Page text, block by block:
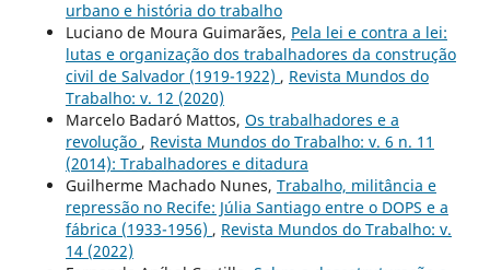
urbano e história do trabalho
Luciano de Moura Guimarães, Pela lei e contra a lei:
lutas e organização dos trabalhadores da construção
civil de Salvador (1919-1922) , Revista Mundos do
Trabalho: v. 12 (2020)
Marcelo Badaró Mattos, Os trabalhadores e a
revolução , Revista Mundos do Trabalho: v. 6 n. 11
(2014): Trabalhadores e ditadura
Guilherme Machado Nunes, Trabalho, militância e
repressão no Recife: Júlia Santiago entre o DOPS e a
fábrica (1933-1956) , Revista Mundos do Trabalho: v.
14 (2022)